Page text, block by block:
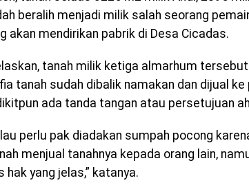
beralih menjadi milik salah seorang
akan mendirikan pabrik di Desa Cicadas.
tanah milik ketiga almarhum
tanah sudah dibalik namakan dan dijual
ada tanda tangan atau persetujuan
perlu pak diadakan sumpah pocong
menjual tanahnya kepada orang lain,
hak yang jelas,” katanya.